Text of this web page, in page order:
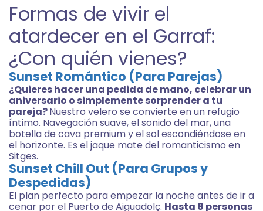
Formas de vivir el
atardecer en el Garraf:
¿Con quién vienes?
Sunset Romántico (Para Parejas)
¿Quieres hacer una pedida de mano, celebrar un
aniversario o simplemente sorprender a tu
pareja?Nuestro velero se convierte en un refugio
íntimo. Navegación suave, el sonido del mar, una
botella de cava premium y el sol escondiéndose en
el horizonte. Es el jaque mate del romanticismo en
Sitges.
Sunset Chill Out (Para Grupos y
Despedidas)
El plan perfecto para empezar la noche antes de ir a
cenar por el Puerto de Aiguadolç. Hasta 8 personas